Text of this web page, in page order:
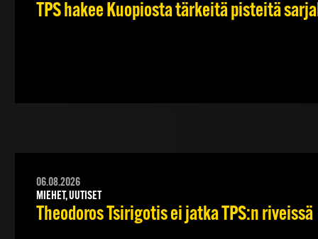
TPS hakee Kuopiosta tärkeitä pisteitä
06.08.2026
MIEHET, UUTISET
Theodoros Tsirigotis ei jatka TPS:n riveissä